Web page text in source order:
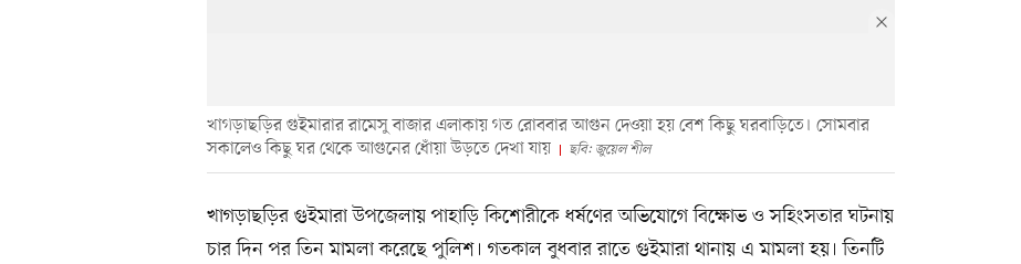
খাগড়াছড়ির গুইমারার রামেসু বাজার এলাকায় গত রোববার আগুন দেওয়া হয় বেশ কিছু ঘরবাড়িতে। সোমবার
সকালেও কিছু ঘর থেকে আগুনের ধোঁয়া উড়তে দেখা যায়
ছবি: জুয়েল শীল
খাগড়াছড়ির গুইমারা উপজেলায় পাহাড়ি কিশোরীকে ধর্ষণের অভিযোগে বিক্ষোভ ও সহিংসতার ঘটনায়
চার দিন পর তিন মামলা করেছে পুলিশ। গতকাল বুধবার রাতে গুইমারা থানায় এ মামলা হয়। তিনটি